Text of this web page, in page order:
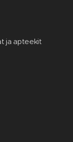
ja apteekit